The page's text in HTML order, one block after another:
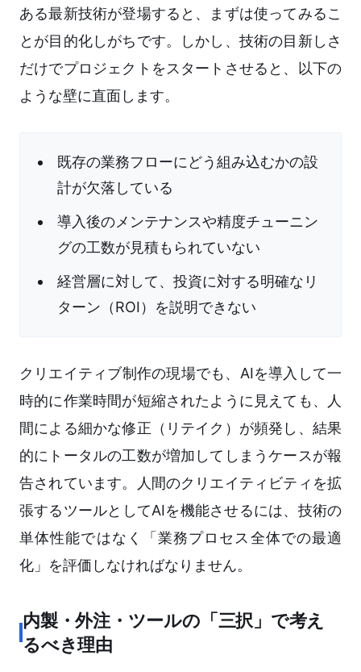
ある最新技術が登場すると、まずは使ってみるこ
とが目的化しがちです。しかし、技術の目新しさ
だけでプロジェクトをスタートさせると、以下の
ような壁に直面します。
既存の業務フローにどう組み込むかの設
計が欠落している
導入後のメンテナンスや精度チューニン
グの工数が見積もられていない
経営層に対して、投資に対する明確なリ
ターン（ROI）を説明できない
クリエイティブ制作の現場でも、AIを導入して一
時的に作業時間が短縮されたように見えても、人
間による細かな修正（リテイク）が頻発し、結果
的にトータルの工数が増加してしまうケースが報
告されています。人間のクリエイティビティを拡
張するツールとしてAIを機能させるには、技術の
単体性能ではなく「業務プロセス全体での最適
化」を評価しなければなりません。
内製・外注・ツールの「三択」で考え
るべき理由